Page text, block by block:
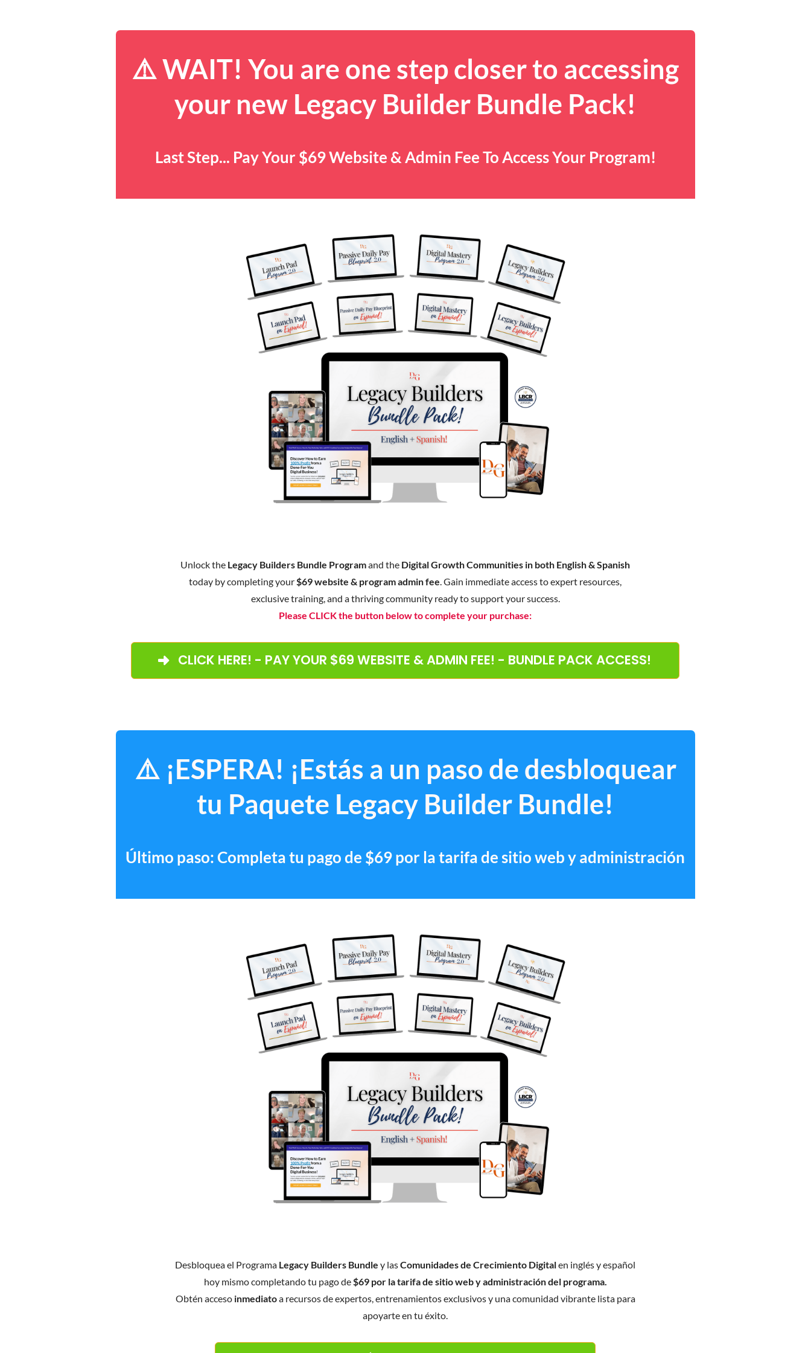
⚠️ WAIT! You are one step closer to accessing
your new Legacy Builder Bundle Pack!
Last Step... Pay Your $69 Website & Admin Fee To Access Your Program!
Unlock the Legacy Builders Bundle Programand the Digital Growth Communities in both English & Spanish
today by completing your$69 website & program admin fee. Gain immediate access to expert resources,
exclusive training, and a thriving community ready to support your success.
Please CLICK the button below to complete your purchase:
CLICK HERE! - PAY YOUR $69 WEBSITE & ADMIN FEE! - BUNDLE PACK ACCESS!
⚠️ ¡ESPERA! ¡Estás a un paso de desbloquear
tu Paquete Legacy Builder Bundle!
Último paso: Completa tu pago de $69 por la tarifa de sitio web y administración
Desbloquea el Programa Legacy Builders Bundle y lasComunidades de Crecimiento Digitalen inglés y español
hoy mismo completando tu pago de$69 por la tarifa de sitio web y administración del programa.
Obtén acceso inmediatoa recursos de expertos, entrenamientos exclusivos y una comunidad vibrante lista para
apoyarte en tu éxito.